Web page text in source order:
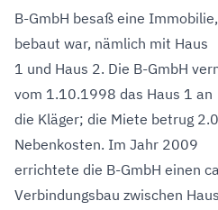
B-GmbH besaß eine
bebaut war, nämlich mit Haus
1 und Haus 2. Die B-GmbH
vom 1.10.1998 das Haus 1 an
die Kläger; die Miete betrug
Nebenkosten. Im Jahr 2009
errichtete die B-GmbH einen
Verbindungsbau zwischen